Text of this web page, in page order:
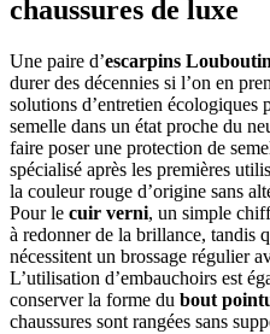
chaussures de luxe
Une paire d’escarpins Louboutin
durer des décennies si l’on en
solutions d’entretien écologiques
semelle dans un état proche du
faire poser une protection de
spécialisé après les premières
la couleur rouge d’origine sans
Pour le cuir verni, un simple
à redonner de la brillance, tandis
nécessitent un brossage régulier
L’utilisation d’embauchoirs est
conserver la forme du bout
chaussures sont rangées sans